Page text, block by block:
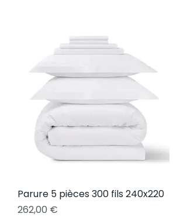
Parure 5 pièces 300 fils 240x220
Prix
262,00 €